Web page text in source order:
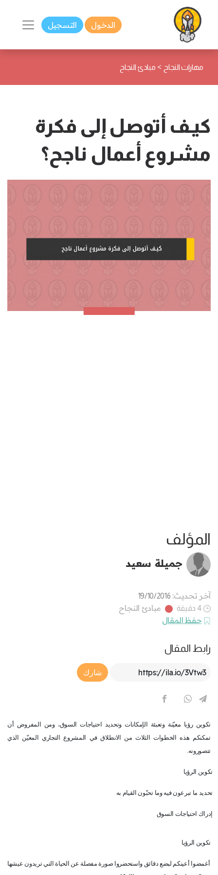
الدخول التسجيل
مهارات النجاح > مبادئ النجاح
كيـف أتوصل إلى فكرة
مشروع أعمال ناجح؟
المؤلف
جميلة سعيد
آخر تحديث: 19/10/2016
4 دقيقة
مبادئ النجاح
حفظ المقال
رابط المقال
Article Link
شارك
تكوين رؤيا معيّنة وتعبئة الإمكانات وتحديد احتياجات السوق، ومن المفروض أن
تمكنكم هذه الخطوات الثلاث من الانطلاق في المشروع التجاري المعيّن الذي
تتصورونه.
تكوين الرؤيا
تحديد ما تبرعون فيه وما تحبّون القيام به
إدراك احتياجات السوق
تكوين الرؤيا
أغمضوا أعينكم لبضع دقائق واستحضروا صورة مفصلة عن الحياة التي تريدون عيشها